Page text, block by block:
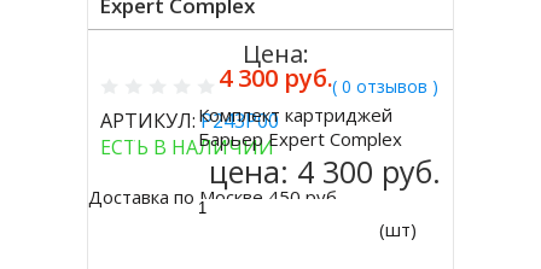
( 0 отзывов )
АРТИКУЛ:Р243Р00
ЕСТЬ В НАЛИЧИИ
Доставка по Москве 450 руб.
Цена:
4 300 руб.
Купить
Комплект картриджей
Барьер Expert Complex
цена: 4 300 руб.
(шт)